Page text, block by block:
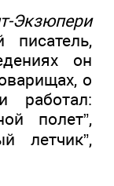
Экзюпери
писатель,
он
о
работал:
полет”,
летчик”,